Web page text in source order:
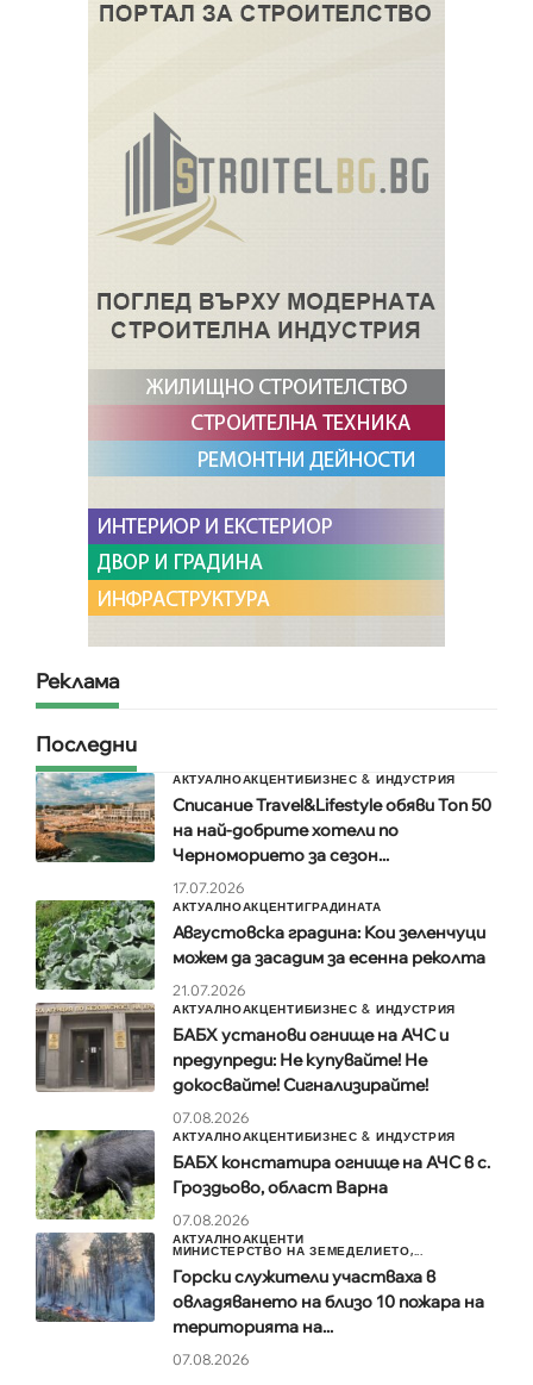
Реклама
Последни
АКТУАЛНОАКЦЕНТИБИЗНЕС & ИНДУСТРИЯ
Списание Travel&Lifestyle обяви Топ 50
на най-добрите хотели по
Черноморието за сезон...
17.07.2026
АКТУАЛНОАКЦЕНТИГРАДИНАТА
Августовска градина: Кои зеленчуци
можем да засадим за есенна реколта
21.07.2026
АКТУАЛНОАКЦЕНТИБИЗНЕС & ИНДУСТРИЯ
БАБХ установи огнище на АЧС и
предупреди: Не купувайте! Не
докосвайте! Сигнализирайте!
07.08.2026
АКТУАЛНОАКЦЕНТИБИЗНЕС & ИНДУСТРИЯ
БАБХ констатира огнище на АЧС в с.
Гроздьово, област Варна
07.08.2026
АКТУАЛНОАКЦЕНТИ
МИНИСТЕРСТВО НА ЗЕМЕДЕЛИЕТО,...
Горски служители участваха в
овладяването на близо 10 пожара на
територията на...
07.08.2026